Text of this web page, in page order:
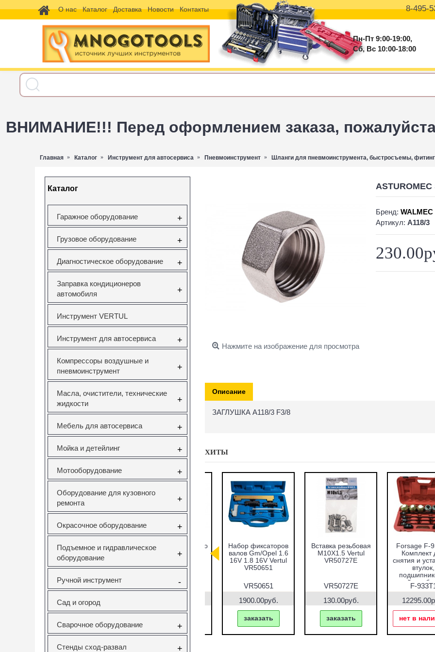
О нас Каталог Доставка Новости Контакты 8-495-
Пн-Пт 9:00-19:00,
Сб, Вс 10:00-18:00
ВНИМАНИЕ!!! Перед оформлением заказа, пожалуйста
Главная Каталог Инструмент для автосервиса Пневмоинструмент Шланги для пневмоинструмента, быстросъемы,
Каталог
Гаражное оборудование +
Грузовое оборудование +
Диагностическое оборудование +
Заправка кондиционеров
автомобиля
+
Инструмент VERTUL
Инструмент для автосервиса +
Компрессоры воздушные и
пневмоинструмент
+
Масла, очистители, технические
жидкости
+
Мебель для автосервиса +
Мойка и детейлинг +
Мотооборудование +
Оборудование для кузовного
ремонта
+
Окрасочное оборудование +
Подъемное и гидравлическое
оборудование
+
Ручной инструмент -
Сад и огород
Сварочное оборудование +
Стенды сход-развал +
Нажмите на изображение для просмотра
Бренд: WALMEC
Артикул: A118/3
Описание
ЗАГЛУШКА A118/3 F3/8
ХИТЫ
Вставка резьбовая
M10X1.5 Vertul
VR50727E
VR50727E
130.00руб.
Forsage F-933T1
Комплект для
втулок,
сайлентблоков
Набор оправок для
запрессовки
подшипников,
сальников и втулок
VR50167
VR50167
7690.00руб.
заказать
Набор фиксаторов
валов VAG 1.2 TFSI
Vertul VR50661
VR50661
1000.00руб.
заказать
Набор фрез для
восстановления
гнёзд дизельных
форсунок 7пр.
Vertul VR50337
VR50337
2670.00руб.
заказать